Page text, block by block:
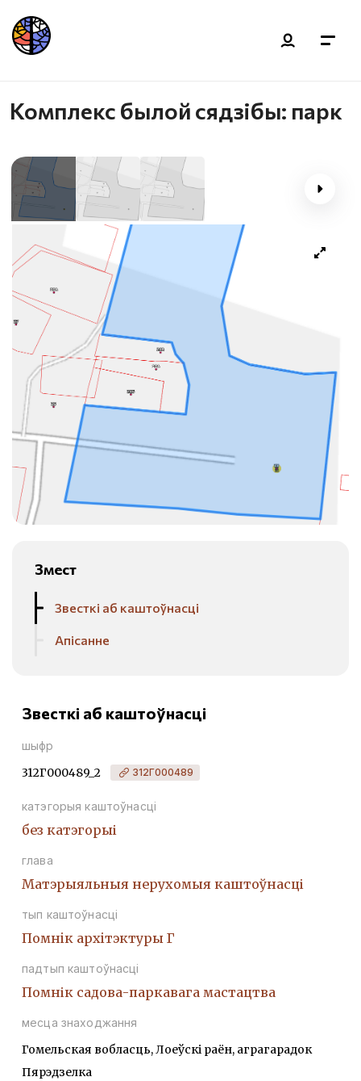
Комплекс былой сядзібы: парк
Змест
Звесткі аб каштоўнасці
Апісанне
Звесткі аб каштоўнасці
шыфр
312Г000489_2 312Г000489
катэгорыя каштоўнасці
без катэгорыі
глава
Матэрыяльныя нерухомыя каштоўнасці
тып каштоўнасці
Помнiк архiтэктуры Г
падтып каштоўнасці
Помнік садова-паркавага мастацтва
месца знаходжання
Гомельская вобласць, Лоеўскі раён, аграгарадок
Пярэдзелка